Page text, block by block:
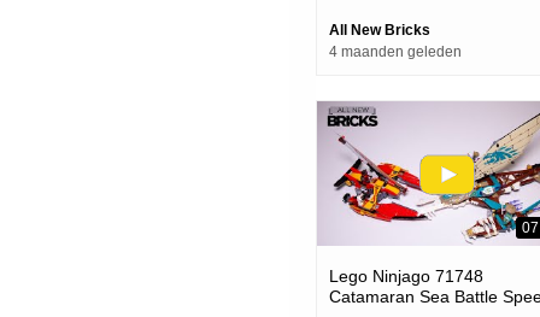
All New Bricks
4 maanden geleden
Lego Ninjago 71748
Catamaran Sea Battle